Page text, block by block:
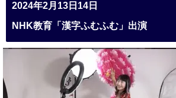
2024年2月13日14日
NHK教育「漢字ふむふむ」出演